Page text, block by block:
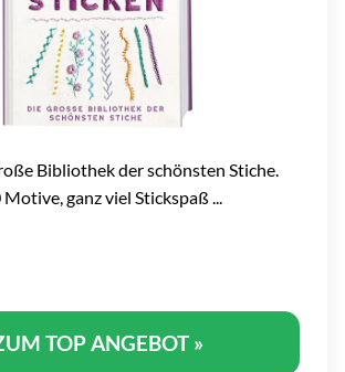
Bibliothek der schönsten Stiche.
ganz viel Stickspaß ...
TOP ANGEBOT »